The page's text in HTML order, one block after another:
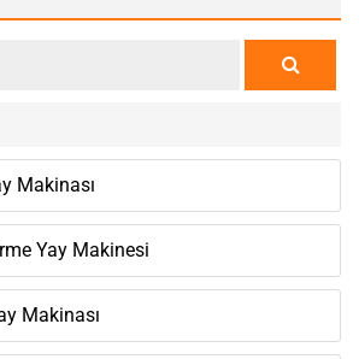
Makinası
Yay Makinesi
Makinası